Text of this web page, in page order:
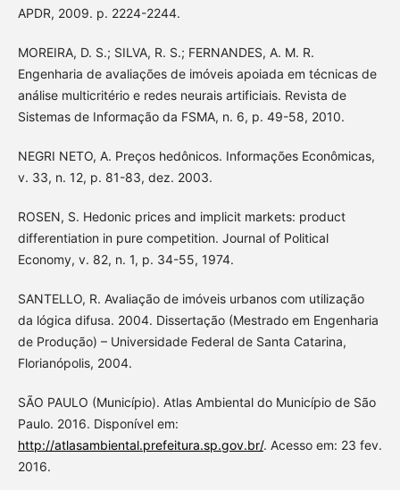
APDR, 2009. p. 2224-2244.
MOREIRA, D. S.; SILVA, R. S.; FERNANDES, A. M. R.
Engenharia de avaliações de imóveis apoiada em técnicas de
análise multicritério e redes neurais artificiais. Revista de
Sistemas de Informação da FSMA, n. 6, p. 49-58, 2010.
NEGRI NETO, A. Preços hedônicos. Informações Econômicas,
v. 33, n. 12, p. 81-83, dez. 2003.
ROSEN, S. Hedonic prices and implicit markets: product
differentiation in pure competition. Journal of Political
Economy, v. 82, n. 1, p. 34-55, 1974.
SANTELLO, R. Avaliação de imóveis urbanos com utilização
da lógica difusa. 2004. Dissertação (Mestrado em Engenharia
de Produção) – Universidade Federal de Santa Catarina,
Florianópolis, 2004.
SÃO PAULO (Município). Atlas Ambiental do Município de São
Paulo. 2016. Disponível em:
http://atlasambiental.prefeitura.sp.gov.br/. Acesso em: 23 fev.
2016.